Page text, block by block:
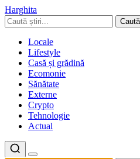
Harghita
Caută
Locale
Lifestyle
Casă și grădină
Ecomonie
Sănătate
Externe
Crypto
Tehnologie
Actual